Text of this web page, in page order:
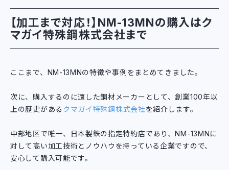
【加工まで対応！】NM-13MNの購入はク
マガイ特殊鋼株式会社まで
ここまで、NM-13MNの特徴や事例をまとめてきました。
次に、購入するのに適した鋼材メーカーとして、創業100年以
上の歴史がある クマガイ特殊鋼株式会社を紹介します。
中部地区で唯一、日本製鉄の指定特約店であり、NM-13MNに
対して高い加工技術とノウハウを持っている企業ですので、
安心して購入可能です。